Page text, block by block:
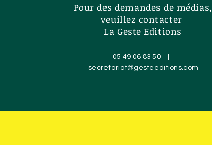
Pour des demandes de médias,
veuillez contacter
La Geste Editions
05 49 06 83 50 |
secretariat@gesteeditions.com